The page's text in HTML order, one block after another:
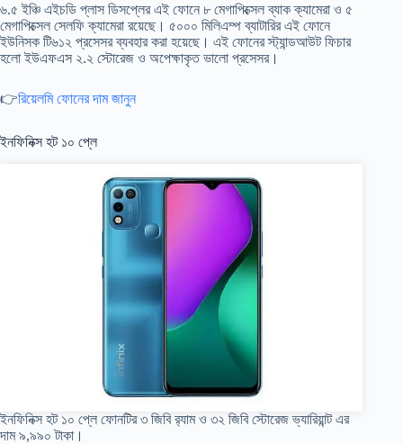
৬.৫ ইঞ্চি এইচডি প্লাস ডিসপ্লের এই ফোনে ৮ মেগাপিক্সেল ব্যাক ক্যামেরা ও ৫
মেগাপিক্সেল সেলফি ক্যামেরা রয়েছে। ৫০০০ মিলিএম্প ব্যাটারির এই ফোনে
ইউনিসক টি৬১২ প্রসেসর ব্যবহার করা হয়েছে। এই ফোনের স্ট্যান্ডআউট ফিচার
হলো ইউএফএস ২.২ স্টোরেজ ও অপেক্ষাকৃত ভালো প্রসেসর।
👉রিয়েলমি ফোনের দাম জানুন
ইনফিনিক্স হট ১০ প্লে
ইনফিনিক্স হট ১০ প্লে ফোনটির ৩ জিবি র‍্যাম ও ৩২ জিবি স্টোরেজ ভ্যারিয়ান্ট এর
দাম ৯,৯৯০ টাকা।